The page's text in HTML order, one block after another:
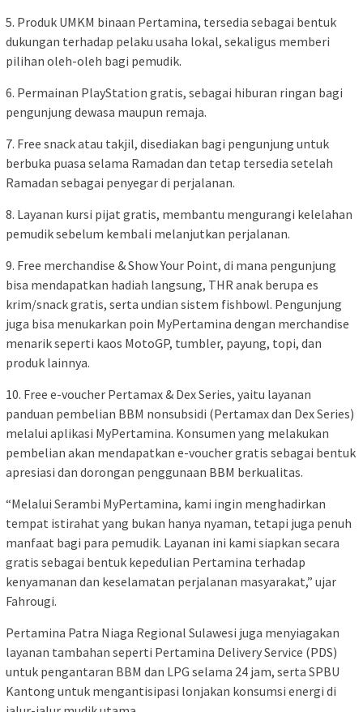
5. Produk UMKM binaan Pertamina, tersedia sebagai bentuk
dukungan terhadap pelaku usaha lokal, sekaligus memberi
pilihan oleh-oleh bagi pemudik.
6. Permainan PlayStation gratis, sebagai hiburan ringan bagi
pengunjung dewasa maupun remaja.
7. Free snack atau takjil, disediakan bagi pengunjung untuk
berbuka puasa selama Ramadan dan tetap tersedia setelah
Ramadan sebagai penyegar di perjalanan.
8. Layanan kursi pijat gratis, membantu mengurangi kelelahan
pemudik sebelum kembali melanjutkan perjalanan.
9. Free merchandise & Show Your Point, di mana pengunjung
bisa mendapatkan hadiah langsung, THR anak berupa es
krim/snack gratis, serta undian sistem fishbowl. Pengunjung
juga bisa menukarkan poin MyPertamina dengan merchandise
menarik seperti kaos MotoGP, tumbler, payung, topi, dan
produk lainnya.
10. Free e-voucher Pertamax & Dex Series, yaitu layanan
panduan pembelian BBM nonsubsidi (Pertamax dan Dex Series)
melalui aplikasi MyPertamina. Konsumen yang melakukan
pembelian akan mendapatkan e-voucher gratis sebagai bentuk
apresiasi dan dorongan penggunaan BBM berkualitas.
“Melalui Serambi MyPertamina, kami ingin menghadirkan
tempat istirahat yang bukan hanya nyaman, tetapi juga penuh
manfaat bagi para pemudik. Layanan ini kami siapkan secara
gratis sebagai bentuk kepedulian Pertamina terhadap
kenyamanan dan keselamatan perjalanan masyarakat,” ujar
Fahrougi.
Pertamina Patra Niaga Regional Sulawesi juga menyiagakan
layanan tambahan seperti Pertamina Delivery Service (PDS)
untuk pengantaran BBM dan LPG selama 24 jam, serta SPBU
Kantong untuk mengantisipasi lonjakan konsumsi energi di